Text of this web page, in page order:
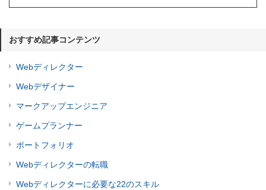
おすすめ記事コンテンツ
Webディレクター
Webデザイナー
マークアップエンジニア
ゲームプランナー
ポートフォリオ
Webディレクターの転職
Webディレクターに必要な22のスキル